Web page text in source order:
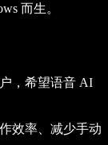
而生。
，希望语音 AI
效率、减少手动